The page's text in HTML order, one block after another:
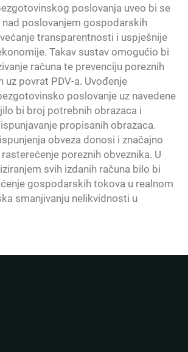
poslovanja uveo bi se
nad poslovanjem gospodarskih
transparentnosti i uspješnije
Takav sustav omogućio bi
računa te prevenciju poreznih
uz povrat PDV-a. Uvođenje
poslovanje uz navedene
bi broj potrebnih obrazaca i
propisanih obrazaca.
obveza donosi i značajno
poreznih obveznika. U
svih izdanih računa bilo bi
gospodarskih tokova u realnom
smanjivanju nelikvidnosti u